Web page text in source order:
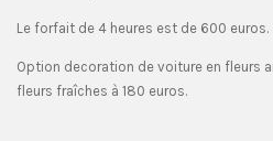
Le forfait de 4 heures est de 600 euros.
Option decoration de voiture en fleurs
fleurs fraîches à 180 euros.